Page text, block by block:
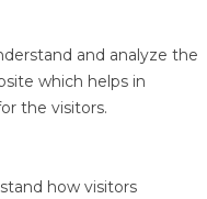
and analyze the
which helps in
the visitors.
how visitors